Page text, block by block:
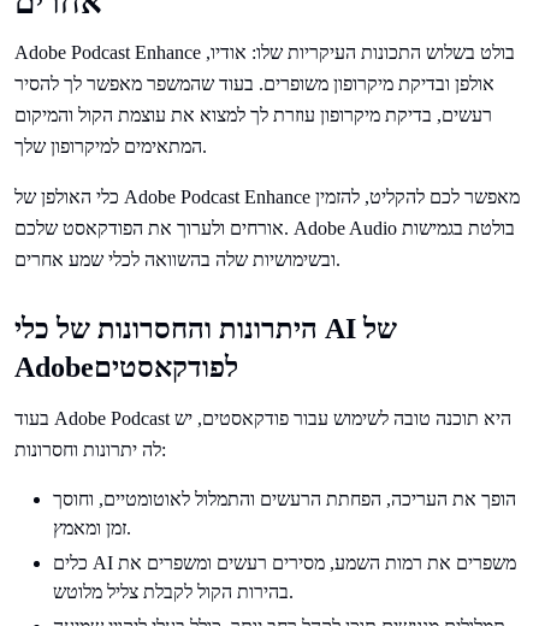
Adobe Podcast Enhance בולט בשלוש התכונות העיקריות שלו: אודיו,
אולפן ובדיקת מיקרופון משופרים. בעוד שהמשפר מאפשר לך להסיר
רעשים, בדיקת מיקרופון עוזרת לך למצוא את עוצמת הקול והמיקום
המתאימים למיקרופון שלך.
כלי האולפן של Adobe Podcast Enhance מאפשר לכם להקליט, להזמין
אורחים ולערוך את הפודקאסט שלכם. Adobe Audio בולטת בגמישות
ובשימושיות שלה בהשוואה לכלי שמע אחרים.
היתרונות והחסרונות של כלי AI של
Adobeלפודקאסטים
בעוד Adobe Podcast היא תוכנה טובה לשימוש עבור פודקאסטים, יש
לה יתרונות וחסרונות:
הופך את העריכה, הפחתת הרעשים והתמלול לאוטומטיים, וחוסך
זמן ומאמץ.
כלים AI משפרים את רמות השמע, מסירים רעשים ומשפרים את
בהירות הקול לקבלת צליל מלוטש.